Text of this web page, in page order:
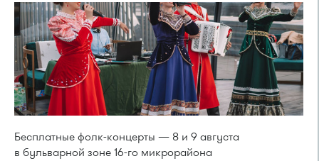
Бесплатные фолк-концерты — 8 и 9 августа
в бульварной зоне 16-го микрорайона